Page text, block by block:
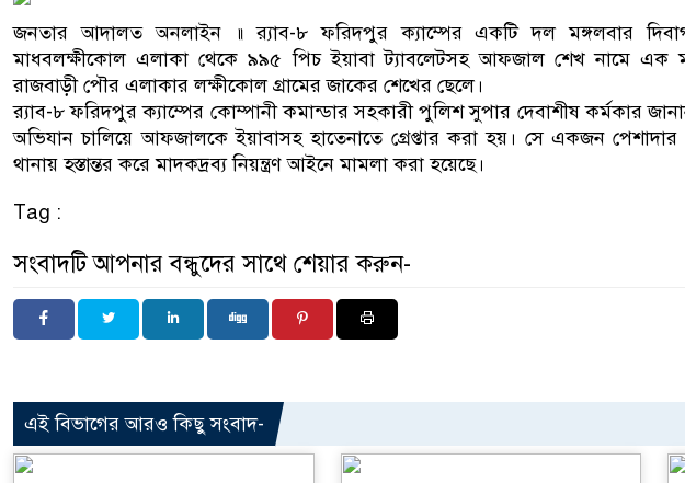
জনতার আদালত অনলাইন ॥ র‌্যাব-৮ ফরিদপুর ক্যাম্পের একটি দল মঙ্গলবার
মাধবলক্ষীকোল এলাকা থেকে ৯৯৫ পিচ ইয়াবা ট্যাবলেটসহ আফজাল শেখ নামে এক
রাজবাড়ী পৌর এলাকার লক্ষীকোল গ্রামের জাকের শেখের ছেলে।
র‌্যাব-৮ ফরিদপুর ক্যাম্পের কোম্পানী কমান্ডার সহকারী পুলিশ সুপার দেবাশীষ কর্মকার
অভিযান চালিয়ে আফজালকে ইয়াবাসহ হাতেনাতে গ্রেপ্তার করা হয়। সে একজন
থানায় হস্তান্তর করে মাদকদ্রব্য নিয়ন্ত্রণ আইনে মামলা করা হয়েছে।
Tag :
সংবাদটি আপনার বন্ধুদের সাথে শেয়ার করুন-
এই বিভাগের আরও কিছু সংবাদ-